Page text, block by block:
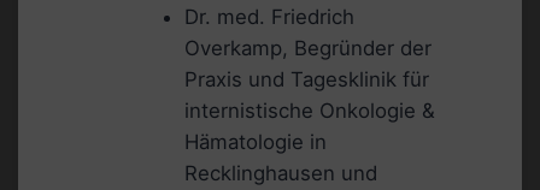
Dr. med. Friedrich
Overkamp, Begründer der
Praxis und Tagesklinik für
internistische Onkologie &
Hämatologie in
Recklinghausen und